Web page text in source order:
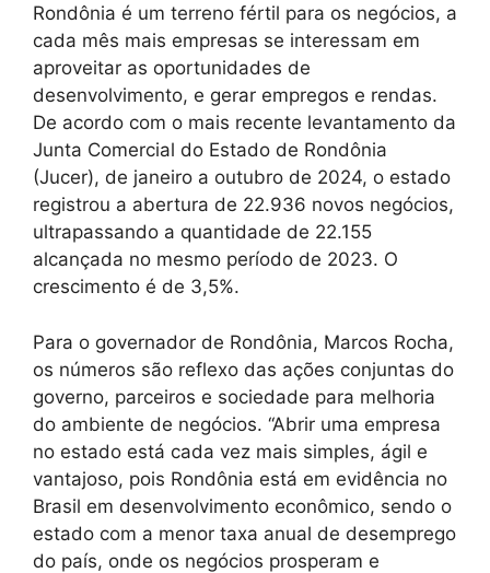
Rondônia é um terreno fértil para os negócios, a
cada mês mais empresas se interessam em
aproveitar as oportunidades de
desenvolvimento, e gerar empregos e rendas.
De acordo com o mais recente levantamento da
Junta Comercial do Estado de Rondônia
(Jucer), de janeiro a outubro de 2024, o estado
registrou a abertura de 22.936 novos negócios,
ultrapassando a quantidade de 22.155
alcançada no mesmo período de 2023. O
crescimento é de 3,5%.
Para o governador de Rondônia, Marcos Rocha,
os números são reflexo das ações conjuntas do
governo, parceiros e sociedade para melhoria
do ambiente de negócios. ‘‘Abrir uma empresa
no estado está cada vez mais simples, ágil e
vantajoso, pois Rondônia está em evidência no
Brasil em desenvolvimento econômico, sendo o
estado com a menor taxa anual de desemprego
do país, onde os negócios prosperam e